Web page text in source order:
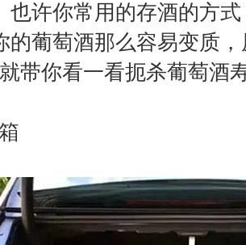
也许你常用的存酒的方
的葡萄酒那么容易变质
带你看一看扼杀葡萄酒